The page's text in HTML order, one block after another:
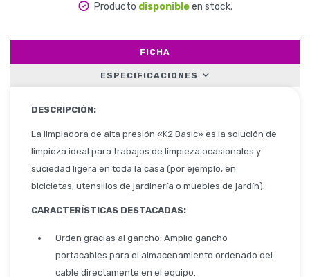
Producto disponibleen stock.
FICHA
ESPECIFICACIONES
DESCRIPCIÓN:
La limpiadora de alta presión «K2 Basic» es la solución de
limpieza ideal para trabajos de limpieza ocasionales y
suciedad ligera en toda la casa (por ejemplo, en
bicicletas, utensilios de jardinería o muebles de jardín).
CARACTERÍSTICAS DESTACADAS:
Orden gracias al gancho: Amplio gancho
portacables para el almacenamiento ordenado del
cable directamente en el equipo.
Limpieza Profesional